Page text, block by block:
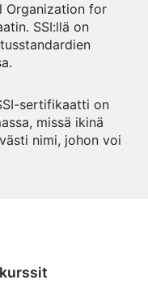
Organization for
SSI:llä on
sertifikaatti on
missä ikinä
nimi, johon voi